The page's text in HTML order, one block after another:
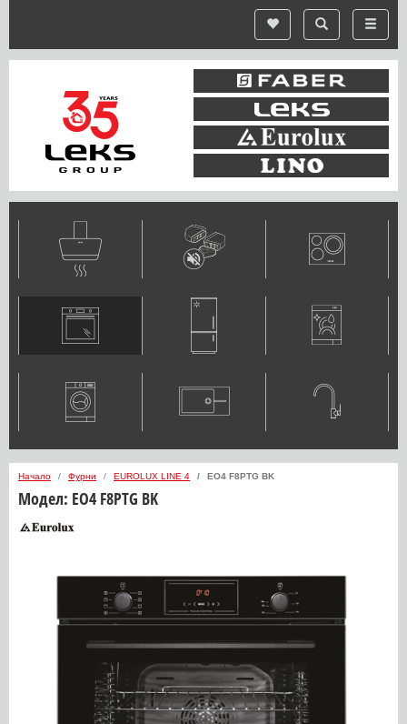
Начало Фурни EUROLUX LINE 4 EO4 F8PTG BK
Модел: EO4 F8PTG BK